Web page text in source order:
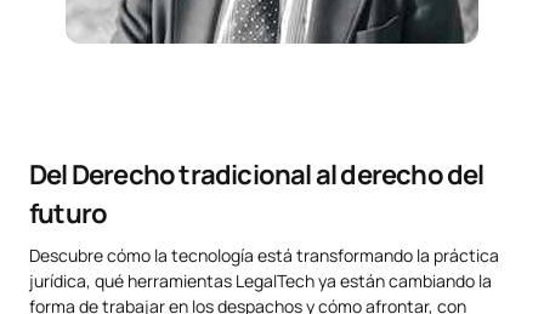
Del Derecho tradicional al derecho del
futuro
Descubre cómo la tecnología está transformando la práctica
jurídica, qué herramientas LegalTech ya están cambiando la
forma de trabajar en los despachos y cómo afrontar, con